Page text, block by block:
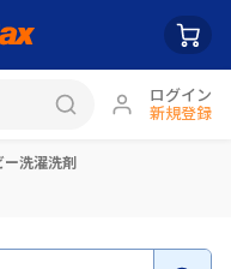
ログイン
新規登録
ー洗濯洗剤